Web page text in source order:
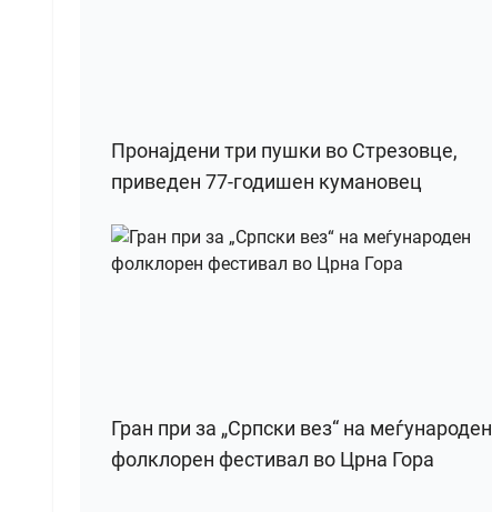
Пронајдени три пушки во Стрезовце,
приведен 77-годишен кумановец
Гран при за „Српски вез“ на меѓународен
фолклорен фестивал во Црна Гора